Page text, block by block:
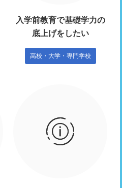
入学前教育で基礎学力の
底上げをしたい
高校・大学・専門学校